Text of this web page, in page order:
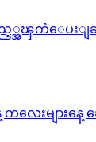
ည့္အၾကံေပးျ
လေးများနေ့